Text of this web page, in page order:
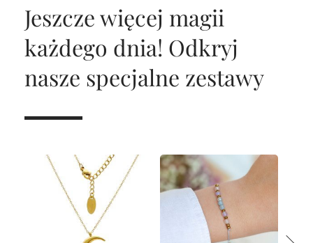
Jeszcze więcej magii
każdego dnia! Odkryj
nasze specjalne zestawy